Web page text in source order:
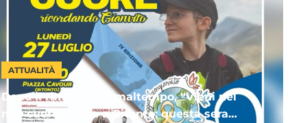
ATTUALITÀ
Dopo il rinvio per il maltempo, “Vieni nel
mio cuore” torna a Bitonto: questa sera